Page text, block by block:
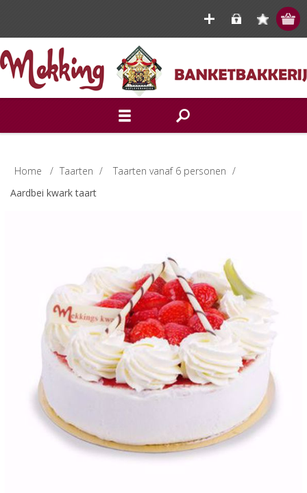
Home / Taarten / Taarten vanaf 6 personen /
Aardbei kwark taart